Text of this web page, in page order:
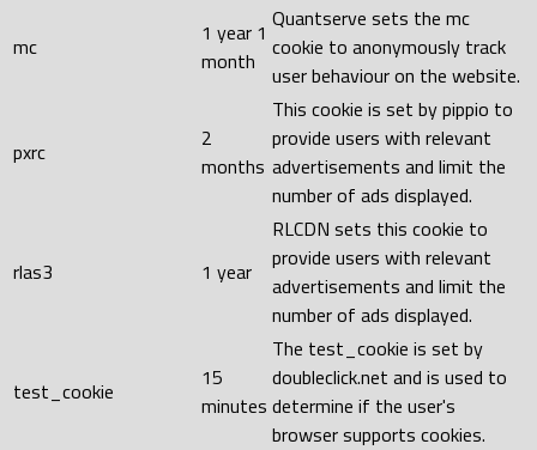
mc
1 year 1
month
Quantserve sets the mc
cookie to anonymously track
user behaviour on the website.
pxrc
2
months
This cookie is set by pippio to
provide users with relevant
advertisements and limit the
number of ads displayed.
rlas3 1 year
RLCDN sets this cookie to
provide users with relevant
advertisements and limit the
number of ads displayed.
test_cookie
15
minutes
The test_cookie is set by
doubleclick.net and is used to
determine if the user's
browser supports cookies.